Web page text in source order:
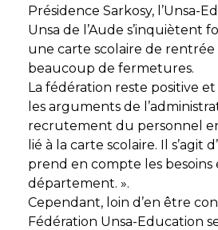
Présidence Sarkosy, l’Unsa-
Unsa de l’Aude s’inquiètent
une carte scolaire de rentrée
beaucoup de fermetures.
La fédération reste positive
les arguments de
recrutement du personnel
lié à la carte scolaire. Il s’agit
prend en compte les
département. ».
Cependant, loin d’en être
Fédération Unsa-Education